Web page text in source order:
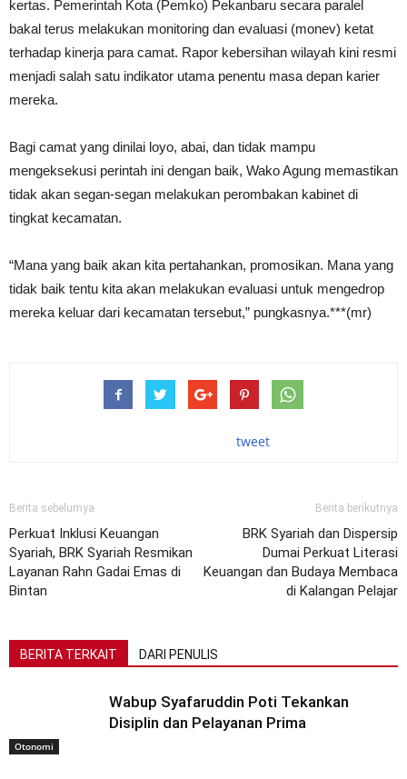
kertas. Pemerintah Kota (Pemko) Pekanbaru secara paralel
bakal terus melakukan monitoring dan evaluasi (monev) ketat
terhadap kinerja para camat. Rapor kebersihan wilayah kini resmi
menjadi salah satu indikator utama penentu masa depan karier
mereka.
Bagi camat yang dinilai loyo, abai, dan tidak mampu
mengeksekusi perintah ini dengan baik, Wako Agung memastikan
tidak akan segan-segan melakukan perombakan kabinet di
tingkat kecamatan.
“Mana yang baik akan kita pertahankan, promosikan. Mana yang
tidak baik tentu kita akan melakukan evaluasi untuk mengedrop
mereka keluar dari kecamatan tersebut,” pungkasnya.***(mr)
tweet
Berita sebelumya
Perkuat Inklusi Keuangan
Syariah, BRK Syariah Resmikan
Layanan Rahn Gadai Emas di
Bintan
Berita berikutnya
BRK Syariah dan Dispersip
Dumai Perkuat Literasi
Keuangan dan Budaya Membaca
di Kalangan Pelajar
BERITA TERKAIT DARI PENULIS
Otonomi
Wabup Syafaruddin Poti Tekankan
Disiplin dan Pelayanan Prima